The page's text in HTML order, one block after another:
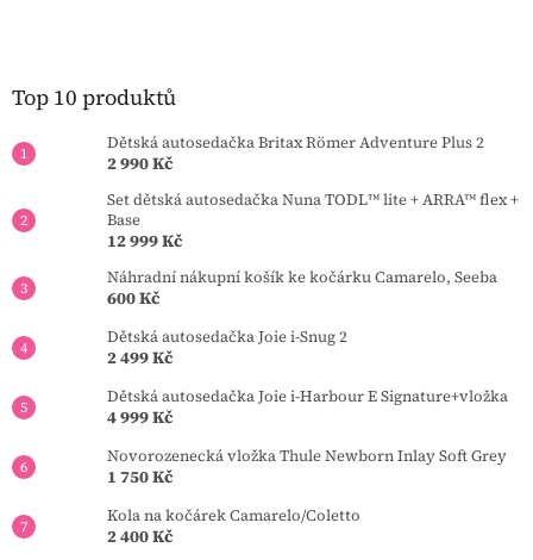
Top 10 produktů
Dětská autosedačka Britax Römer Adventure Plus 2
2 990 Kč
Set dětská autosedačka Nuna TODL™ lite + ARRA™ flex +
Base
12 999 Kč
Náhradní nákupní košík ke kočárku Camarelo, Seeba
600 Kč
Dětská autosedačka Joie i-Snug 2
2 499 Kč
Dětská autosedačka Joie i-Harbour E Signature+vložka
4 999 Kč
Novorozenecká vložka Thule Newborn Inlay Soft Grey
1 750 Kč
Kola na kočárek Camarelo/Coletto
2 400 Kč